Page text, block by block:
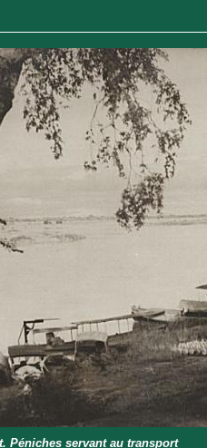
Péniches servant au transport